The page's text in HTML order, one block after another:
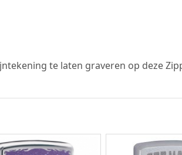
te laten graveren op deze